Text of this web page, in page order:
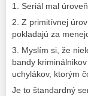
1. Seriál mal
2. Z primitívnej
pokladajú za
3. Myslím si, že
bandy
uchylákov, ktorým
Je to štandardný